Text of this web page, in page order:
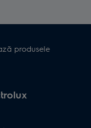
produsele